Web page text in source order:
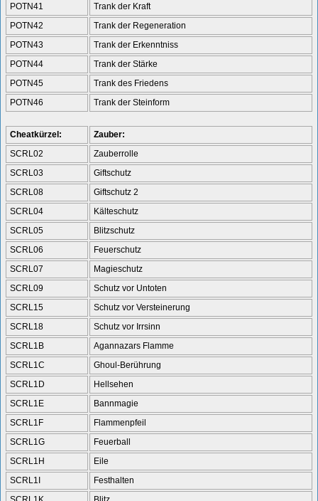
POTN41
Trank der Kraft
POTN42
Trank der Regeneration
POTN43
Trank der Erkenntniss
POTN44
Trank der Stärke
POTN45
Trank des Friedens
POTN46
Trank der Steinform
Cheatkürzel:
Zauber:
SCRL02
Zauberrolle
SCRL03
Giftschutz
SCRL08
Giftschutz 2
SCRL04
Kälteschutz
SCRL05
Blitzschutz
SCRL06
Feuerschutz
SCRL07
Magieschutz
SCRL09
Schutz vor Untoten
SCRL15
Schutz vor Versteinerung
SCRL18
Schutz vor Irrsinn
SCRL1B
Agannazars Flamme
SCRL1C
Ghoul-Berührung
SCRL1D
Hellsehen
SCRL1E
Bannmagie
SCRL1F
Flammenpfeil
SCRL1G
Feuerball
SCRL1H
Eile
SCRL1I
Festhalten